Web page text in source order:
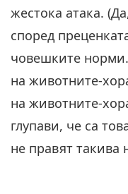
26:05
Между Учителя и учениците
26:03
жестока атака.
според
човешките
на животните-
на животните-
глупави, че са
не правят такива